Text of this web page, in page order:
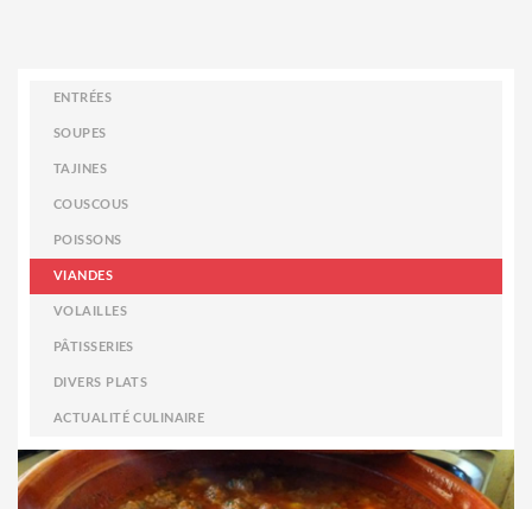
ENTRÉES
SOUPES
TAJINES
COUSCOUS
POISSONS
VIANDES
VOLAILLES
PÂTISSERIES
DIVERS PLATS
ACTUALITÉ CULINAIRE